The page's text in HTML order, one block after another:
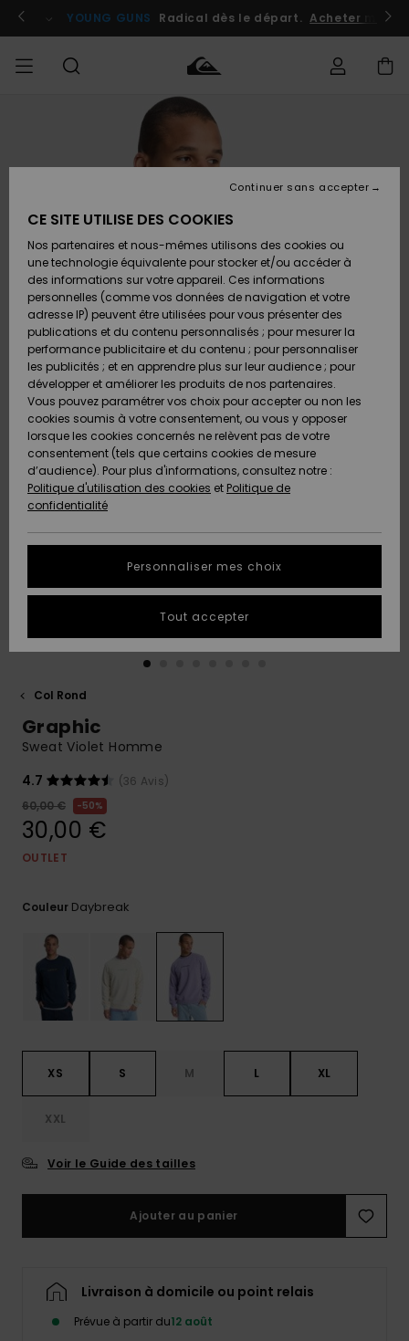
l'information
le
Se connecter / s'inscrire
YOUNG GUNS Radical dès le départ. Acheter
Vêtements
Chaussures
& Tongs
Surf
Snow
Nouveautés
A
Découvrir
Vêtements
Chaussures
& Tongs
Surf
Snow
Nouveautés
A
Découvrir
FEMME
Shop
A
Découvrir
Snow
SURF
Surf
Shop
Homme
Surf
Shop
Enfant
Highlights
Communauté
SNOW
Snow
Shop
Homme
Snow
Shop
Enfant
Snow
Shop
Femme
A
Découvrir
Communauté
OUTLET
Outlet
Homme
Enfant
Outlet
Femme
AIDE &
CONTACT
Accéder à
ma
commande
Retours
Paiement
Carte
Cadeau
Quiksilver
Freedom
Protection
des
tailles
conversation
à votre
Démarrer
fréquentes
formulaire
contact.
la FAQ
MAGASINS
QUIKSILVER
Col Rond
Graphic
Sweat Violet Homme
4.7
(36 Avis)
60,00 €
50%
30,00 €
OUTLET
Couleur Daybreak
XS S M L XL
XXL
Voir le Guide des tailles
Ajouter au panier
Livraison à domicile ou point relais
Prévue à partir du12 août
CE SITE UTILISE DES COOKIES
Nos partenaires et nous-mêmes utilisons des cookies ou
une technologie équivalente pour stocker et/ou accéder à
des informations sur votre appareil. Ces informations
personnelles (comme vos données de navigation et votre
adresse IP) peuvent être utilisées pour vous présenter des
publications et du contenu personnalisés ; pour mesurer la
performance publicitaire et du contenu ; pour personnaliser
les publicités ; et en apprendre plus sur leur audience ; pour
développer et améliorer les produits de nos partenaires.
Vous pouvez paramétrer vos choix pour accepter ou non les
cookies soumis à votre consentement, ou vous y opposer
lorsque les cookies concernés ne relèvent pas de votre
consentement (tels que certains cookies de mesure
d’audience). Pour plus d'informations, consultez notre :
Politique d'utilisation des cookies et Politique de
confidentialité
Personnaliser mes choix
Continuer sans accepter
Tout accepter